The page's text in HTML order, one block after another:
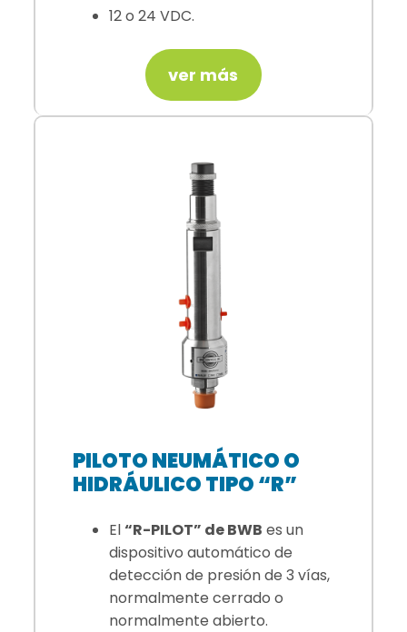
12 o 24 VDC.
ver más
PILOTO NEUMÁTICO O
HIDRÁULICO TIPO “R”
El“R-PILOT” de BWB es un
dispositivo automático de
detección de presión de 3 vías,
normalmente cerrado o
normalmente abierto.